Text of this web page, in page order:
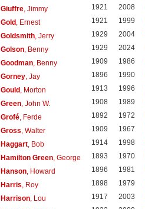
Giuffre, Jimmy 1921 2008
Gold, Ernest 1921 1999
Goldsmith, Jerry 1929 2004
Golson, Benny 1929 2024
Goodman, Benny 1909 1986
Gorney, Jay 1896 1990
Gould, Morton 1913 1996
Green, John W. 1908 1989
Grofé, Ferde 1892 1972
Gross , Walter 1909 1967
Haggart, Bob 1914 1998
Hamilton Green, George 1893 1970
Hanson, Howard 1896 1981
Harris , Roy 1898 1979
Harrison, Lou 1917 2003